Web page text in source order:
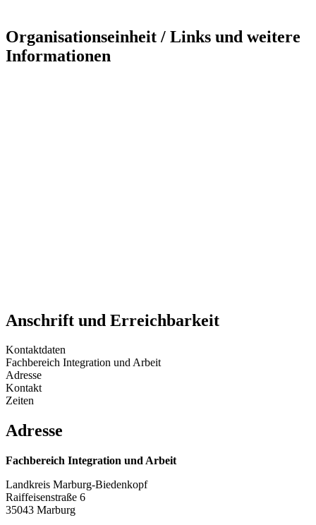
Organisationseinheit / Links und weitere
Informationen
Anschrift und Erreichbarkeit
Kontaktdaten
Fachbereich Integration und Arbeit
Adresse
Kontakt
Zeiten
Adresse
Fachbereich Integration und Arbeit
Landkreis Marburg-Biedenkopf
Raiffeisenstraße 6
35043 Marburg